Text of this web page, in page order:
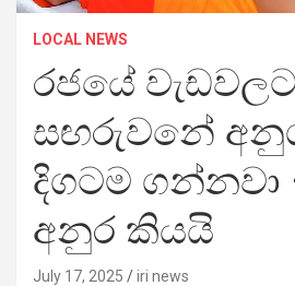
LOCAL NEWS
රජයේ
සඟරුවනේ
දිගටම ගන්නවා
අනුර කියයි
July 17, 2025 iri news